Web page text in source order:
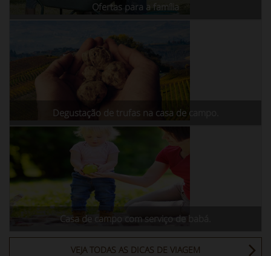
Ofertas para a família
Degustação de trufas na casa de campo.
Casa de campo com serviço de babá.
VEJA TODAS AS DICAS DE VIAGEM